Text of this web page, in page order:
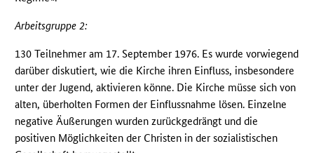
Arbeitsgruppe 2:
130 Teilnehmer am 17. September 1976. Es wurde vorwiegend
darüber diskutiert, wie die Kirche ihren Einfluss, insbesondere
unter der Jugend, aktivieren könne. Die Kirche müsse sich von
alten, überholten Formen der Einflussnahme lösen. Einzelne
negative Äußerungen wurden zurückgedrängt und die
positiven Möglichkeiten der Christen in der sozialistischen